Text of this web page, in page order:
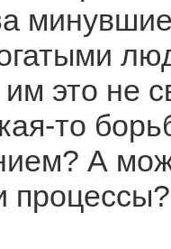
это не
то
А